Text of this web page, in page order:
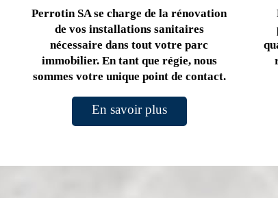
Perrotin SA se charge de la rénovation
de vos installations sanitaires
nécessaire dans tout votre parc
immobilier. En tant que régie, nous
sommes votre unique point de contact.
En savoir plus